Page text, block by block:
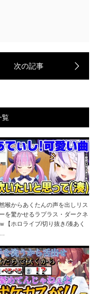
覧
喉からあくたんの声を出しリス
を驚かせるラプラス・ダークネ
【ホロライブ/切り抜き/湊あく